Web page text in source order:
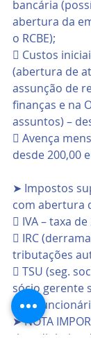
bancária
abertura da
o RCBE);
 Custos
(abertura de
assunção de
finanças e na
assuntos) –
 Avença
desde 200,00
➤ Impostos
com abertura
 IVA – taxa de
 IRC
tributações
 TSU (seg.
sócio gerente
haja
➤ NOTA
tirar dinheiro